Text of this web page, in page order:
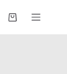
Shopping